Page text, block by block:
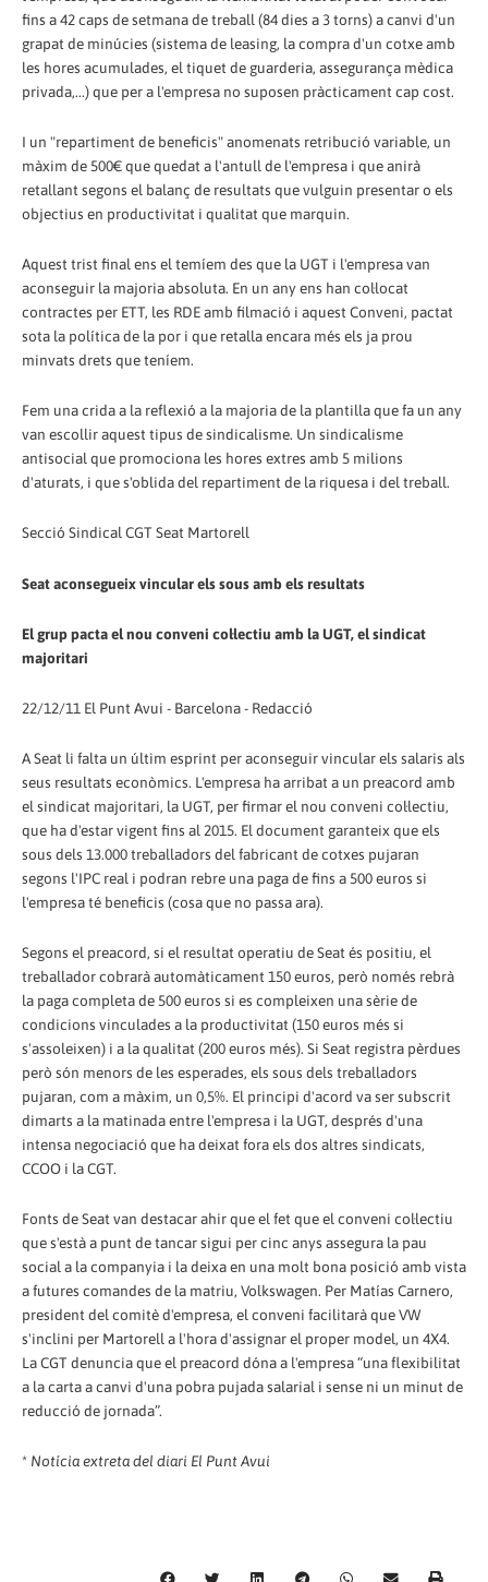
fins a 42 caps de setmana de treball (84 dies a 3 torns) a canvi d'un
grapat de minúcies (sistema de leasing, la compra d'un cotxe amb
les hores acumulades, el tiquet de guarderia, assegurança mèdica
privada,...) que per a l'empresa no suposen pràcticament cap cost.
I un "repartiment de beneficis" anomenats retribució variable, un
màxim de 500€ que quedat a l'antull de l'empresa i que anirà
retallant segons el balanç de resultats que vulguin presentar o els
objectius en productivitat i qualitat que marquin.
Aquest trist final ens el temíem des que la UGT i l'empresa van
aconseguir la majoria absoluta. En un any ens han col·locat
contractes per ETT, les RDE amb filmació i aquest Conveni, pactat
sota la política de la por i que retalla encara més els ja prou
minvats drets que teníem.
Fem una crida a la reflexió a la majoria de la plantilla que fa un any
van escollir aquest tipus de sindicalisme. Un sindicalisme
antisocial que promociona les hores extres amb 5 milions
d'aturats, i que s'oblida del repartiment de la riquesa i del treball.
Secció Sindical CGT Seat Martorell
Seat aconsegueix vincular els sous amb els resultats
El grup pacta el nou conveni col·lectiu amb la UGT, el sindicat
majoritari
22/12/11 El Punt Avui - Barcelona - Redacció
A Seat li falta un últim esprint per aconseguir vincular els salaris als
seus resultats econòmics. L'empresa ha arribat a un preacord amb
el sindicat majoritari, la UGT, per firmar el nou conveni col·lectiu,
que ha d'estar vigent fins al 2015. El document garanteix que els
sous dels 13.000 treballadors del fabricant de cotxes pujaran
segons l'IPC real i podran rebre una paga de fins a 500 euros si
l'empresa té beneficis (cosa que no passa ara).
Segons el preacord, si el resultat operatiu de Seat és positiu, el
treballador cobrarà automàticament 150 euros, però només rebrà
la paga completa de 500 euros si es compleixen una sèrie de
condicions vinculades a la productivitat (150 euros més si
s'assoleixen) i a la qualitat (200 euros més). Si Seat registra pèrdues
però són menors de les esperades, els sous dels treballadors
pujaran, com a màxim, un 0,5%. El principi d'acord va ser subscrit
dimarts a la matinada entre l'empresa i la UGT, després d'una
intensa negociació que ha deixat fora els dos altres sindicats,
CCOO i la CGT.
Fonts de Seat van destacar ahir que el fet que el conveni col·lectiu
que s'està a punt de tancar sigui per cinc anys assegura la pau
social a la companyia i la deixa en una molt bona posició amb vista
a futures comandes de la matriu, Volkswagen. Per Matías Carnero,
president del comitè d'empresa, el conveni facilitarà que VW
s'inclini per Martorell a l'hora d'assignar el proper model, un 4X4.
La CGT denuncia que el preacord dóna a l'empresa “una flexibilitat
a la carta a canvi d'una pobra pujada salarial i sense ni un minut de
reducció de jornada”.
* Notícia extreta del diari El Punt Avui